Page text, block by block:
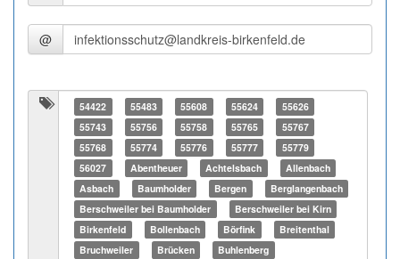
@
54422 55483 55608 55624
55626
55743
55756 55758 55765
55767
55768
55774 55776 55777
55779
56027
Abentheuer Achtelsbach
Allenbach
Asbach
Baumholder Bergen
Berglangenbach
Berschweiler bei Baumholder
Berschweiler bei Kirn
Birkenfeld
Bollenbach Börfink
Breitenthal
Bruchweiler
Brücken Buhlenberg